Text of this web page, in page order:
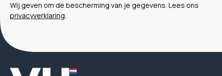
Wij geven om de bescherming van je gegevens. Lees ons
privacyverklaring.